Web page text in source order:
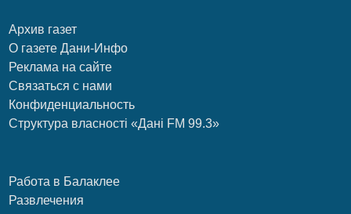
Архив газет
О газете Дани-Инфо
Реклама на сайте
Связаться с нами
Конфиденциальность
Структура власності «Дані FM 99.3»
Работа в Балаклее
Развлечения